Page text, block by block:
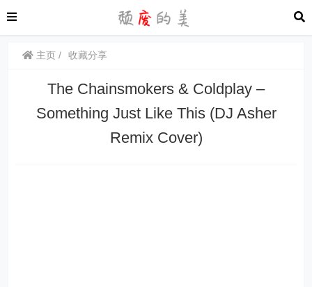
主页 收藏分享
The Chainsmokers & Coldplay –
Something Just Like This (DJ Asher
Remix Cover)